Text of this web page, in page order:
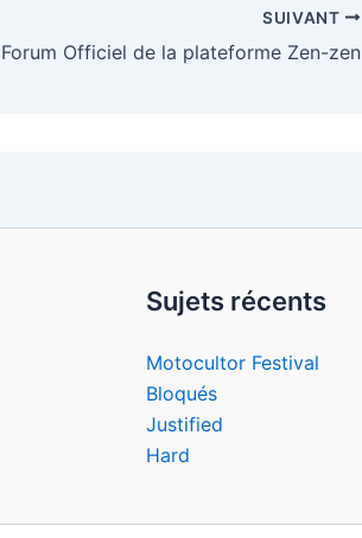
SUIVANT
Officiel de la plateforme Zen-zen
Sujets récents
Motocultor Festival
Bloqués
Justified
Hard